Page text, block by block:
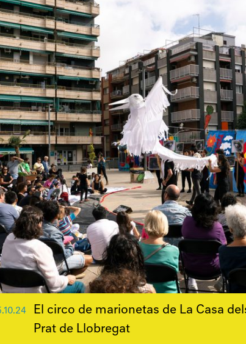
.10.24
El circo de marionetas de La Casa
Prat de Llobregat